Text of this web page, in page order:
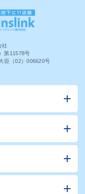
社
第11578号
臣（02）006620号